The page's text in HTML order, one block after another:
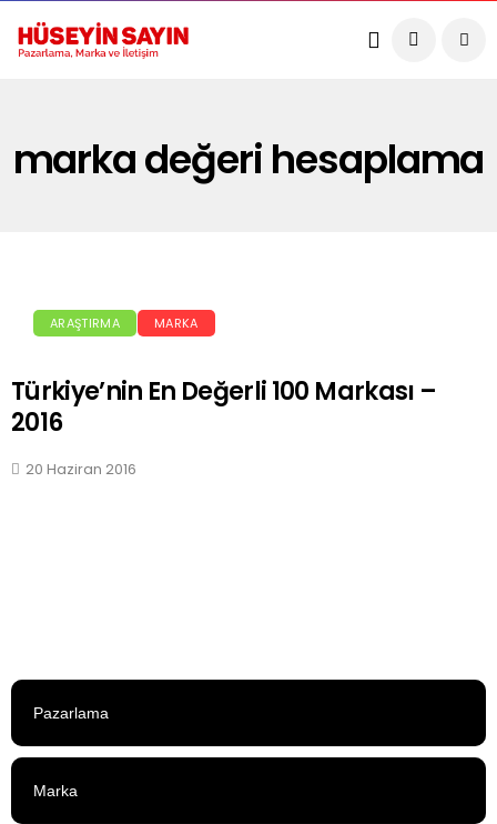
marka değeri hesaplama
ARAŞTIRMA MARKA
Türkiye’nin En Değerli 100 Markası –
2016
20 Haziran 2016
Pazarlama
Marka